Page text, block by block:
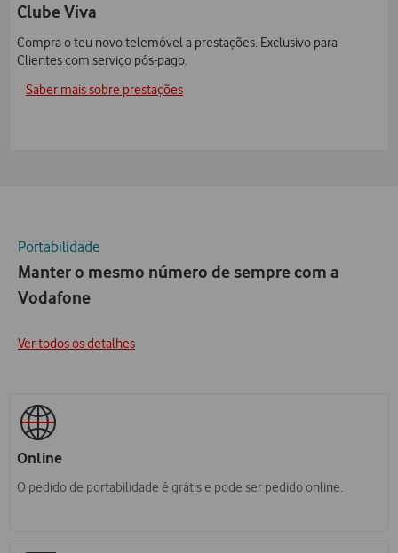
Clube Viva
Compra o teu novo telemóvel a prestações. Exclusivo para
Clientes com serviço pós-pago.
Saber mais sobre prestações
Portabilidade
Manter o mesmo número de sempre com a
Vodafone
Ver todos os detalhes
Online
O pedido de portabilidade é grátis e pode ser pedido online.